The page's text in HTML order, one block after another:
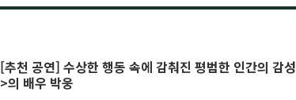
[추천 공연] 수상한 행동 속에 감춰진 평범한 인간의 감성 <박웅의 수상한 수업
>의 배우 박웅